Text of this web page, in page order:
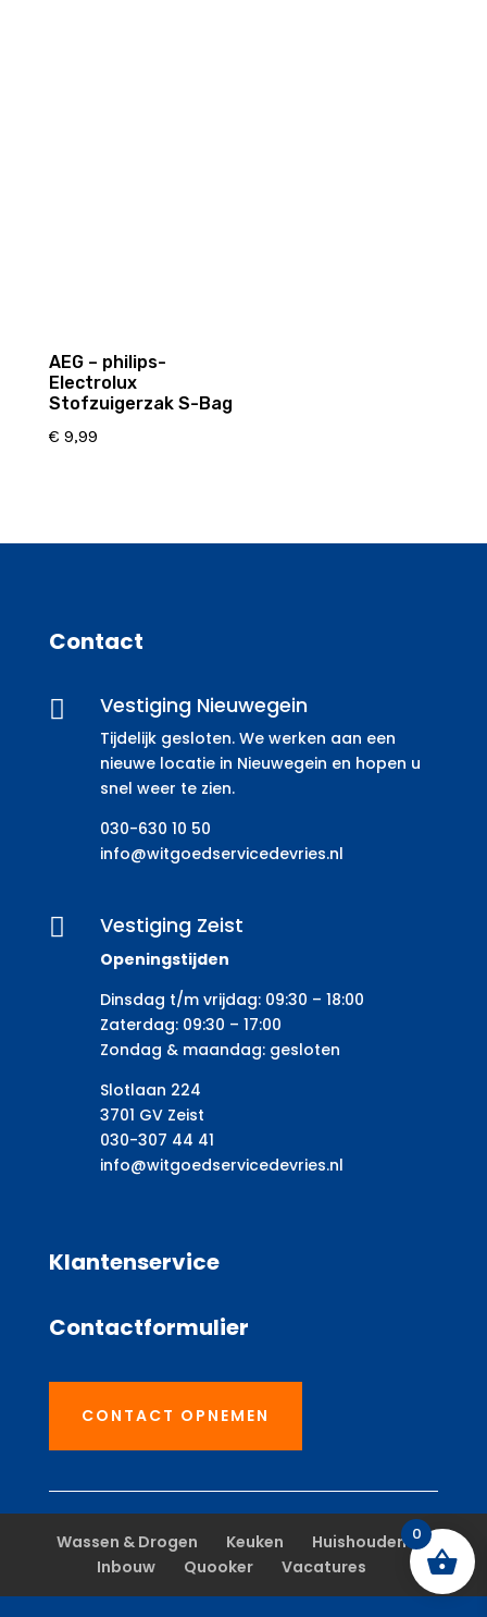
AEG – philips-
Electrolux
Stofzuigerzak S-Bag
€ 9,99
Contact
 Vestiging Nieuwegein
Tijdelijk gesloten. We werken aan een
nieuwe locatie in Nieuwegein en hopen u
snel weer te zien.
030-630 10 50
info@witgoedservicedevries.nl
 Vestiging Zeist
Openingstijden
Dinsdag t/m vrijdag: 09:30 – 18:00
Zaterdag: 09:30 – 17:00
Zondag & maandag: gesloten
Slotlaan 224
3701 GV Zeist
030-307 44 41
info@witgoedservicedevries.nl
Klantenservice
Contactformulier
CONTACT OPNEMEN
Wassen & Drogen Keuken
Huishouden
Inbouw
Quooker Vacatures
0